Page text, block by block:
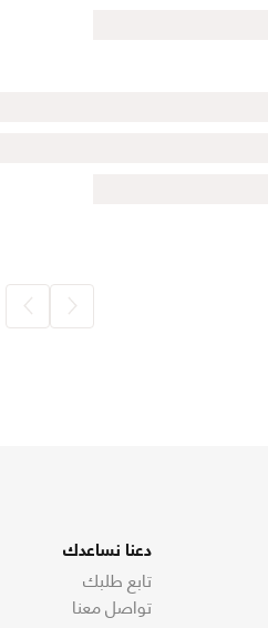
دعنا نساعدك
تابع طلبك
تواصل معنا